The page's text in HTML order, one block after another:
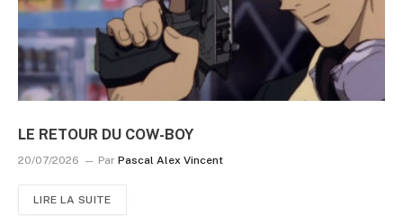
LE RETOUR DU COW-BOY
20/07/2026 Par Pascal Alex Vincent
LIRE LA SUITE